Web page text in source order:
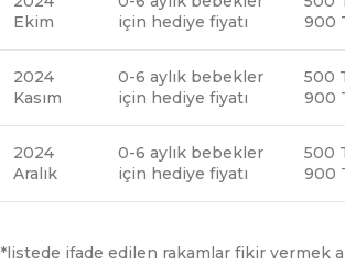
Ekim
için hediye fiyatı
900
2024
Kasım
0-6 aylık bebekler
için hediye fiyatı
500
900
2024
Aralık
0-6 aylık bebekler
için hediye fiyatı
500
900
*listede ifade edilen rakamlar fikir vermek